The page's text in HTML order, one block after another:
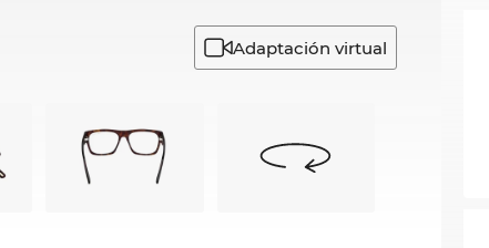
Adaptación virtual